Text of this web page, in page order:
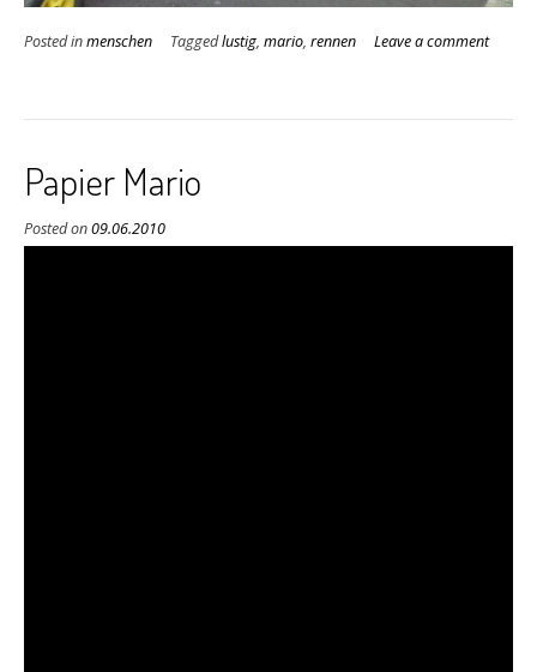
Posted inmenschen Taggedlustig, mario, rennen Leave a comment
Papier Mario
Posted on09.06.2010